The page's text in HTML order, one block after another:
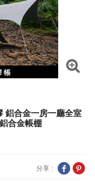
鋁合金一房一廳全室
合金帳棚
分享 :